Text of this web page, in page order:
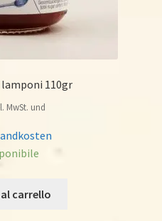
110gr
MwSt. und
carrello